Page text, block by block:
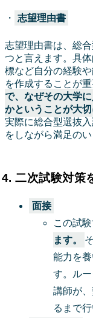
・ 志望理由書
志望理由書は、総
つと言えます。具
標など自分の経験
を作成することが重
で、なぜその大学
かということが大切
実際に総合型選抜
をしながら満足の
4. 二次試験対策
面接
この試
ます。
能力を
す。ル
講師が
るまで行